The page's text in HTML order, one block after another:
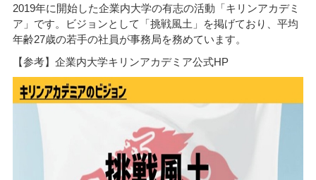
2019年に開始した企業内大学の有志の活動「キリンアカデミ
ア」です。ビジョンとして「挑戦風土」を掲げており、平均
年齢27歳の若手の社員が事務局を務めています。
【参考】企業内大学キリンアカデミア公式HP